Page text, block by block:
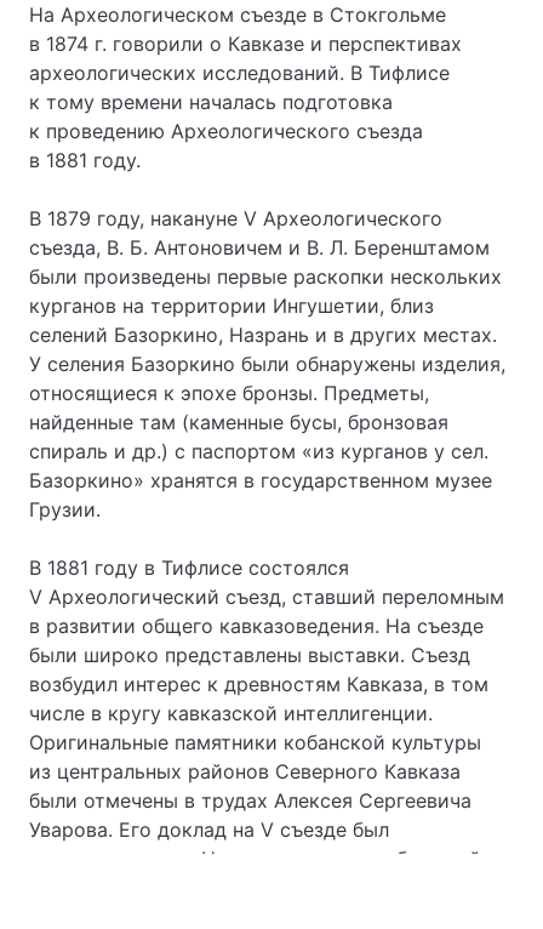
На Археологическом съезде в Стокгольме
в 1874 г. говорили о Кавказе и перспективах
археологических исследований. В Тифлисе
к тому времени началась подготовка
к проведению Археологического съезда
в 1881 году.
В 1879 году, накануне V Археологического
съезда, В. Б. Антоновичем и В. Л. Беренштамом
были произведены первые раскопки нескольких
курганов на территории Ингушетии, близ
селений Базоркино, Назрань и в других местах.
У селения Базоркино были обнаружены изделия,
относящиеся к эпохе бронзы. Предметы,
найденные там (каменные бусы, бронзовая
спираль и др.) с паспортом «из курганов у сел.
Базоркино» хранятся в государственном музее
Грузии.
В 1881 году в Тифлисе состоялся
V Археологический съезд, ставший переломным
в развитии общего кавказоведения. На съезде
были широко представлены выставки. Съезд
возбудил интерес к древностям Кавказа, в том
числе в кругу кавказской интеллигенции.
Оригинальные памятники кобанской культуры
из центральных районов Северного Кавказа
были отмечены в трудах Алексея Сергеевича
Уварова. Его доклад на V съезде был
знаменательным. На основе не очень большой